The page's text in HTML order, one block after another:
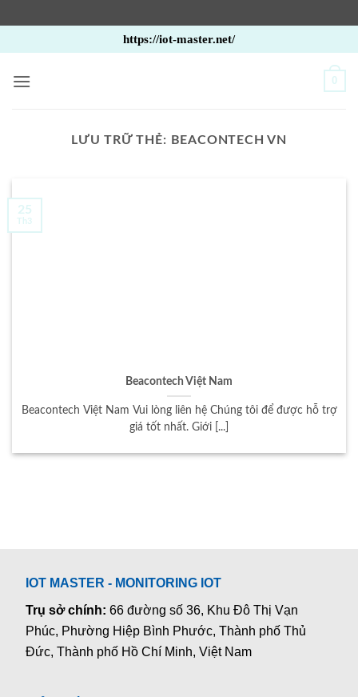
qua
nội
https://iot-master.net/
0
LƯU TRỮ THẺ: BEACONTECH VN
Beacontech Việt Nam
Beacontech Việt Nam Vui lòng liên hệ Chúng tôi để được hỗ trợ
giá tốt nhất. Giới [...]
25
Th3
IOT MASTER - MONITORING IOT
Trụ sở chính:66 đường số 36, Khu Đô Thị Vạn
Phúc, Phường Hiệp Bình Phước, Thành phố Thủ
Đức, Thành phố Hồ Chí Minh, Việt Nam